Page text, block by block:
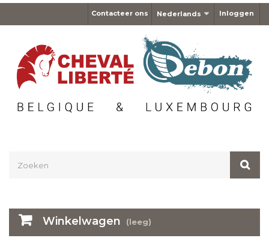
Inloggen
Nederlands
Contacteer ons
Winkelwagen (leeg)